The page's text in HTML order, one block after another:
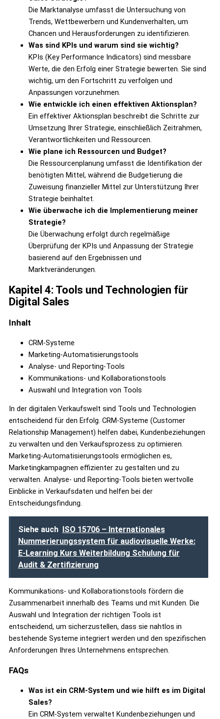
Die Marktanalyse umfasst die Untersuchung von
Trends, Wettbewerbern und Kundenverhalten, um
Chancen und Herausforderungen zu identifizieren.
Was sind KPIs und warum sind sie wichtig?
KPIs (Key Performance Indicators) sind messbare
Werte, die den Erfolg einer Strategie bewerten. Sie sind
wichtig, um den Fortschritt zu verfolgen und
Anpassungen vorzunehmen.
Wie entwickle ich einen effektiven Aktionsplan?
Ein effektiver Aktionsplan beschreibt die Schritte zur
Umsetzung Ihrer Strategie, einschließlich Zeitrahmen,
Verantwortlichkeiten und Ressourcen.
Wie plane ich Ressourcen und Budget?
Die Ressourcenplanung umfasst die Identifikation der
benötigten Mittel, während die Budgetierung die
Zuweisung finanzieller Mittel zur Unterstützung Ihrer
Strategie beinhaltet.
Wie überwache ich die Implementierung meiner
Strategie?
Die Überwachung erfolgt durch regelmäßige
Überprüfung der KPIs und Anpassung der Strategie
basierend auf den Ergebnissen und
Marktveränderungen.
Kapitel 4: Tools und Technologien für
Digital Sales
Inhalt
CRM-Systeme
Marketing-Automatisierungstools
Analyse- und Reporting-Tools
Kommunikations- und Kollaborationstools
Auswahl und Integration von Tools
In der digitalen Verkaufswelt sind Tools und Technologien
entscheidend für den Erfolg. CRM-Systeme (Customer
Relationship Management) helfen dabei, Kundenbeziehungen
zu verwalten und den Verkaufsprozess zu optimieren.
Marketing-Automatisierungstools ermöglichen es,
Marketingkampagnen effizienter zu gestalten und zu
verwalten. Analyse- und Reporting-Tools bieten wertvolle
Einblicke in Verkaufsdaten und helfen bei der
Entscheidungsfindung.
Siehe auch ISO 15706 – Internationales
Nummerierungssystem für audiovisuelle Werke:
E-Learning Kurs Weiterbildung Schulung für
Audit & Zertifizierung
Kommunikations- und Kollaborationstools fördern die
Zusammenarbeit innerhalb des Teams und mit Kunden. Die
Auswahl und Integration der richtigen Tools ist
entscheidend, um sicherzustellen, dass sie nahtlos in
bestehende Systeme integriert werden und den spezifischen
Anforderungen Ihres Unternehmens entsprechen.
FAQs
Was ist ein CRM-System und wie hilft es im Digital
Sales?
Ein CRM-System verwaltet Kundenbeziehungen und